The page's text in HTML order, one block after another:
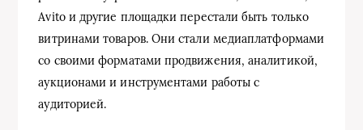
Avito и другие площадки перестали быть только
витринами товаров. Они стали медиаплатформами
со своими форматами продвижения, аналитикой,
аукционами и инструментами работы с
аудиторией.